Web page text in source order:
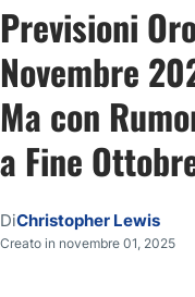
Previsioni
Novembre
Ma con
a Fine
DiChristopher Lewis
Creato in novembre 01, 2025